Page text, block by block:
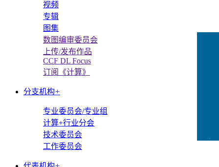
视频
专辑
图集
数图编审委员会
上传/发布作品
CCF DL Focus
订阅《计算》
分支机构+
专业委员会/专业组
计算+行业分会
技术委员会
工作委员会